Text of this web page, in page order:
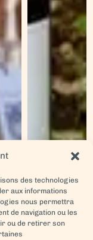
des technologies
aux informations
nous permettra
de navigation ou les
ou de retirer son